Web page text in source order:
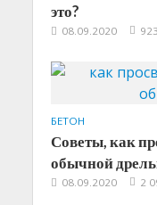
это?
08.09.2020
БЕТОН
Советы, как
обычной
08.09.2020 2